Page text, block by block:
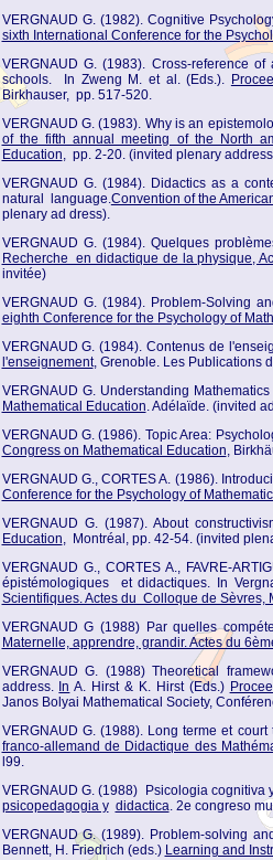
VERGNAUD G. (1982). Cognitive
sixth International Conference for the
VERGNAUD G. (1983). Cross-reference
schools. In Zweng M. et al. (Eds.).
Birkhauser, pp. 517-520.
VERGNAUD G. (1983). Why is an
of the fifth annual meeting of the North
Education, pp. 2-20. (invited plenary
VERGNAUD G. (1984). Didactics as a
natural language.Convention of the
plenary ad dress).
VERGNAUD G. (1984). Quelques
Recherche en didactique de la physique,
invitée)
VERGNAUD G. (1984). Problem-Solving
eighth Conference for the Psychology of
VERGNAUD G. (1984). Contenus de
l'enseignement, Grenoble. Les Publications
VERGNAUD G. Understanding
Mathematical Education. Adélaïde. (invited
VERGNAUD G. (1986). Topic Area:
Congress on Mathematical Education,
VERGNAUD G., CORTES A. (1986).
Conference for the Psychology of
VERGNAUD G. (1987). About
Education, Montréal, pp. 42-54. (invited
VERGNAUD G., CORTES A., FAVRE-
épistémologiques et didactiques. In
Scientifiques. Actes du Colloque de Sèvres,
VERGNAUD G (1988) Par quelles
Maternelle, apprendre, grandir. Actes du
VERGNAUD G. (1988) Theoretical
address. In A. Hirst & K. Hirst (Eds.)
Janos Bolyai Mathematical Society,
VERGNAUD G. (1988). Long terme et
franco-allemand de Didactique des
l99.
VERGNAUD G. (1988) Psicologia cognitiva
psicopedagogia y didactica. 2e congreso
VERGNAUD G. (1989). Problem-solving
Bennett, H. Friedrich (eds.) Learning and